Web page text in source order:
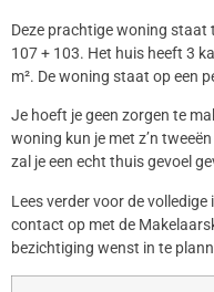
Deze prachtige woning staat
107 + 103. Het huis heeft 3
m². De woning staat op een
Je hoeft je geen zorgen te
woning kun je met z’n
zal je een echt thuis gevoel
Lees verder voor de
contact op met de
bezichtiging wenst in te